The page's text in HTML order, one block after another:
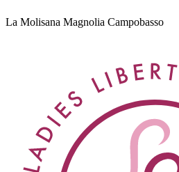
La Molisana Magnolia Campobasso